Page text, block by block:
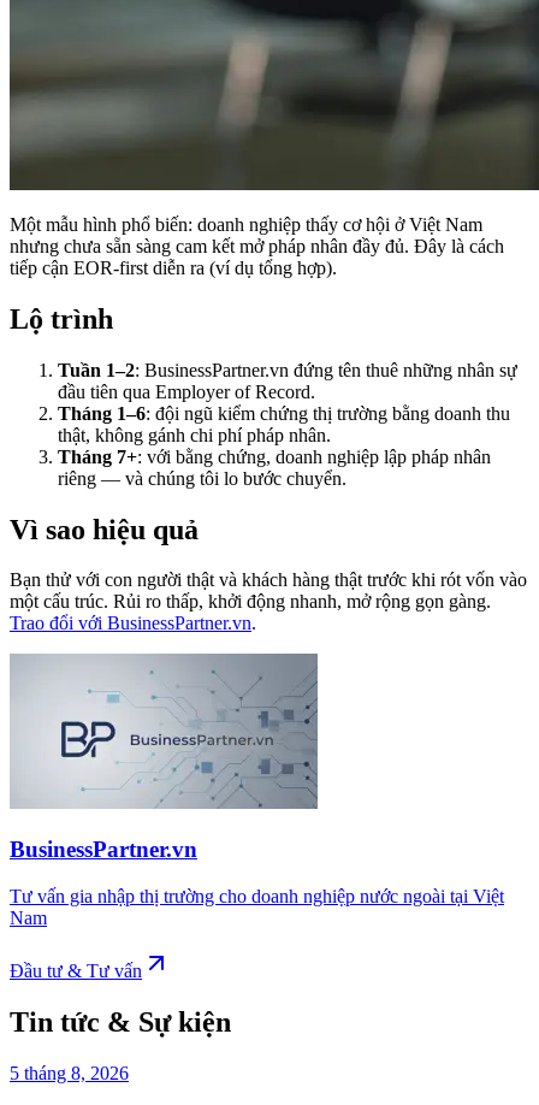
Một mẫu hình phổ biến: doanh nghiệp thấy cơ hội ở Việt Nam
nhưng chưa sẵn sàng cam kết mở pháp nhân đầy đủ. Đây là cách
tiếp cận EOR-first diễn ra (ví dụ tổng hợp).
Lộ trình
Tuần 1–2: BusinessPartner.vn đứng tên thuê những nhân sự
đầu tiên qua Employer of Record.
Tháng 1–6: đội ngũ kiểm chứng thị trường bằng doanh thu
thật, không gánh chi phí pháp nhân.
Tháng 7+: với bằng chứng, doanh nghiệp lập pháp nhân
riêng — và chúng tôi lo bước chuyển.
Vì sao hiệu quả
Bạn thử với con người thật và khách hàng thật trước khi rót vốn vào
một cấu trúc. Rủi ro thấp, khởi động nhanh, mở rộng gọn gàng.
Trao đổi với BusinessPartner.vn.
BusinessPartner.vn
Tư vấn gia nhập thị trường cho doanh nghiệp nước ngoài tại Việt
Nam
Đầu tư & Tư vấn
Tin tức & Sự kiện
5 tháng 8, 2026